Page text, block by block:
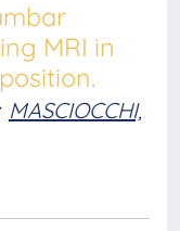
MRI in
MASCIOCCHI,